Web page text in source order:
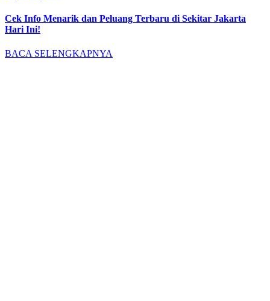
Cek Info Menarik dan Peluang Terbaru di Sekitar Jakarta
Hari Ini!
BACA SELENGKAPNYA